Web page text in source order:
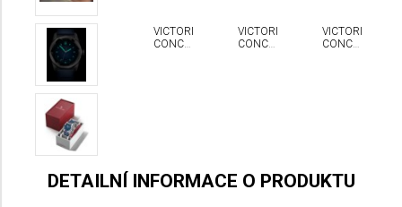
VICTORINOX
CONCEPT
VICTORINOX
CONCEPT
VICTORINOX
CONCEPT
DETAILNÍ INFORMACE O PRODUKTU